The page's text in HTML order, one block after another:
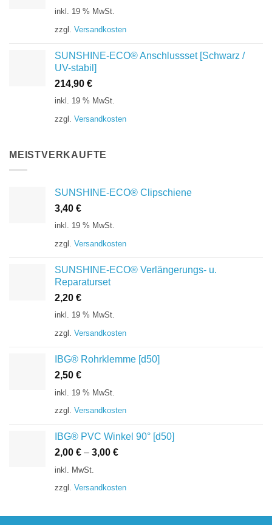
inkl. 19 % MwSt.
zzgl. Versandkosten
SUNSHINE-ECO® Anschlussset [Schwarz /
UV-stabil]
214,90 €
inkl. 19 % MwSt.
zzgl. Versandkosten
MEISTVERKAUFTE
SUNSHINE-ECO® Clipschiene
3,40 €
inkl. 19 % MwSt.
zzgl. Versandkosten
SUNSHINE-ECO® Verlängerungs- u.
Reparaturset
2,20 €
inkl. 19 % MwSt.
zzgl. Versandkosten
IBG® Rohrklemme [d50]
2,50 €
inkl. 19 % MwSt.
zzgl. Versandkosten
IBG® PVC Winkel 90° [d50]
2,00 € – 3,00 €
inkl. MwSt.
zzgl. Versandkosten